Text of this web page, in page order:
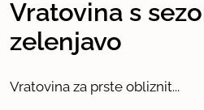
Vratovina s
zelenjavo
Vratovina za prste obliznit...